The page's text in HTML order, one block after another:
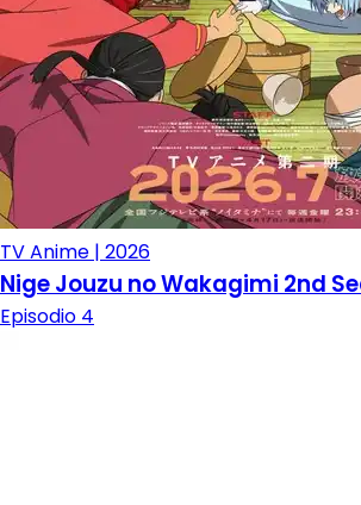
TV Anime | 2026
Nige Jouzu no Wakagimi 2nd
Episodio 4